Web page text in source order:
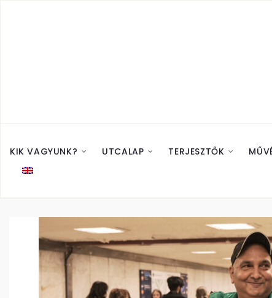
KIK VAGYUNK? UTCALAP TERJESZTŐK